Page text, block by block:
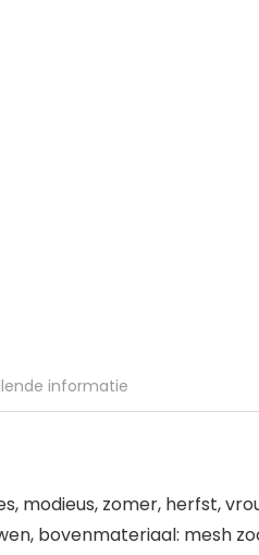
informatie
modieus, zomer, herfst,
bovenmateriaal: mesh